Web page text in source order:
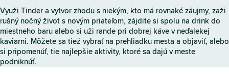
o
v
k
a
T
Využi Tinder a vytvor zhodu s niekým, kto má rovnaké záujmy, zaži
rušný nočný život s novým priateľom, zájdite si spolu na drink do
miestneho baru alebo si uži rande pri dobrej káve v neďalekej
kaviarni. Môžete sa tiež vybrať na prehliadku mesta a objaviť, alebo
si pripomenúť, tie najlepšie aktivity, ktoré sa dajú v meste
podniknúť.